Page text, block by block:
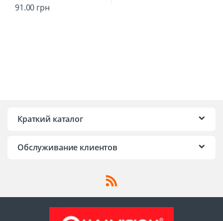
91.00 грн
Краткий каталог
Обслуживание клиентов